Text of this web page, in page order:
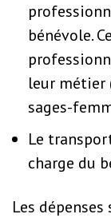
bénévole.
leur métier
sages-
Le
charge du
Les